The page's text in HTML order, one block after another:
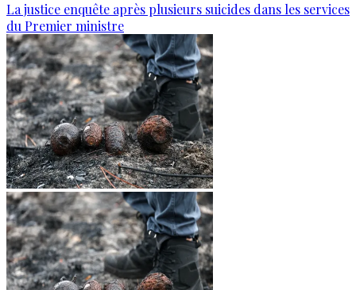
La justice enquête après plusieurs suicides dans les services
du Premier ministre